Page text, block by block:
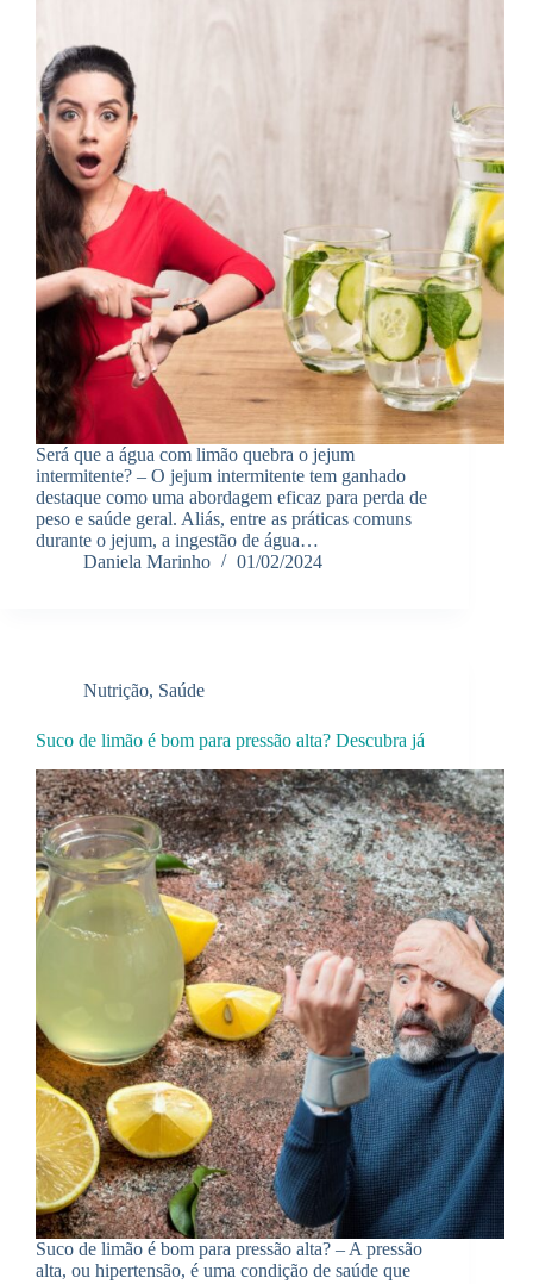
Será que a água com limão quebra o jejum
intermitente? – O jejum intermitente tem ganhado
destaque como uma abordagem eficaz para perda de
peso e saúde geral. Aliás, entre as práticas comuns
durante o jejum, a ingestão de água…
Daniela Marinho
01/02/2024
Nutrição, Saúde
Suco de limão é bom para pressão alta? Descubra já
Suco de limão é bom para pressão alta? – A pressão
alta, ou hipertensão, é uma condição de saúde que